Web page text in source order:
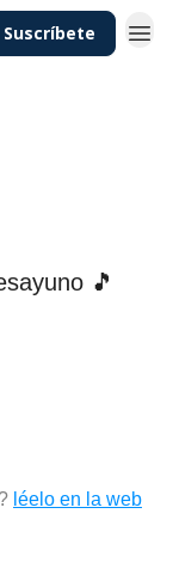
Suscríbete
🎵
léelo en la web